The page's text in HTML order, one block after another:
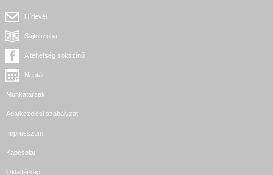
Hírlevél
Sajtószoba
A tehetség sokszínű
Naptár
Munkatársak
Adatkezelési szabályzat
Impresszum
Kapcsolat
Oldaltérkép